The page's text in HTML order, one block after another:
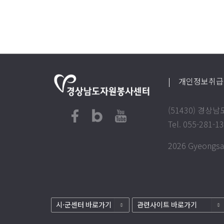
| 개인정보취
(51430) 경상남
Tel. 055-281-
2026